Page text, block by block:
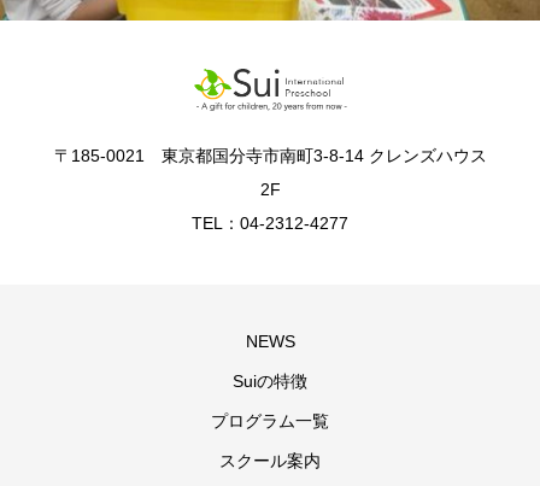
〒185-0021 東京都国分寺市南町3-8-14 クレンズハウス
2F
TEL：04-2312-4277
NEWS
Suiの特徴
プログラム一覧
スクール案内